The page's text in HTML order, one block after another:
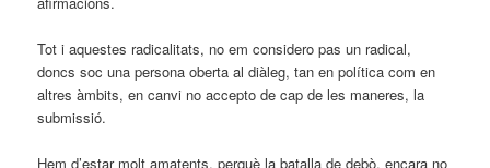
Tot i aquestes radicalitats, no em considero pas un radical,
doncs soc una persona oberta al diàleg, tan en política com en
altres àmbits, en canvi no accepto de cap de les maneres, la
submissió.
Hem d’estar molt amatents, perquè la batalla de debò, encara no